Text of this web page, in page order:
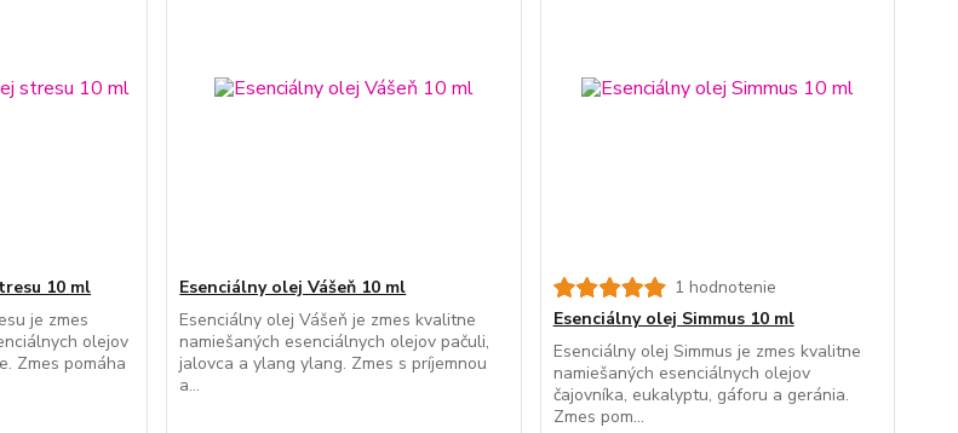
10 ml
je zmes
olejov
Zmes pomáha
Esenciálny olej Vášeň 10 ml
Esenciálny olej Vášeň je zmes kvalitne
namiešaných esenciálnych olejov pačuli,
jalovca a ylang ylang. Zmes s príjemnou
a...
1 hodnotenie
Esenciálny olej Simmus 10 ml
Esenciálny olej Simmus je zmes kvalitne
namiešaných esenciálnych olejov
čajovníka, eukalyptu, gáforu a geránia.
Zmes pom...